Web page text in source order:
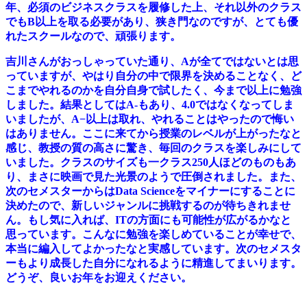
年、必須のビジネスクラスを履修した上、それ以外のクラス
でもB以上を取る必要があり、狭き門なのですが、とても優
れたスクールなので、頑張ります。
吉川さんがおっしゃっていた通り、Aが全てではないとは思
っていますが、やはり自分の中で限界を決めることなく、ど
こまでやれるのかを自分自身で試したく、今まで以上に勉強
しました。結果としてはA-もあり、4.0ではなくなってしま
いましたが、A−以上は取れ、やれることはやったので悔い
はありません。ここに来てから授業のレベルが上がったなと
感じ、教授の質の高さに驚き、毎回のクラスを楽しみにして
いました。クラスのサイズも一クラス250人ほどのものもあ
り、まさに映画で見た光景のようで圧倒されました。また、
次のセメスターからはData Scienceをマイナーにすることに
決めたので、新しいジャンルに挑戦するのが待ちきれませ
ん。もし気に入れば、ITの方面にも可能性が広がるかなと
思っています。こんなに勉強を楽しめていることが幸せで、
本当に編入してよかったなと実感しています。次のセメスタ
ーもより成長した自分になれるように精進してまいります。
どうぞ、良いお年をお迎えください。